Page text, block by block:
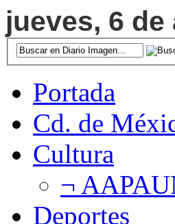
jueves, 6 de
Portada
Cd. de
Cultura
¬
Deportes